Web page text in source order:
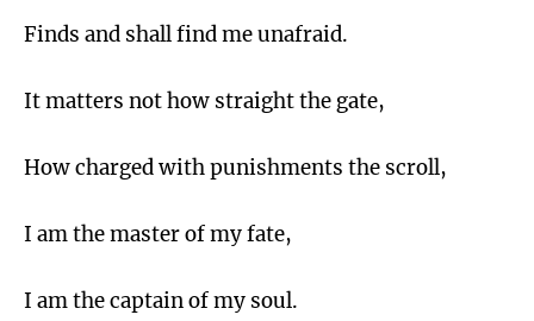
Finds and shall find me unafraid.
It matters not how straight the gate,
How charged with punishments the scroll,
I am the master of my fate,
I am the captain of my soul.